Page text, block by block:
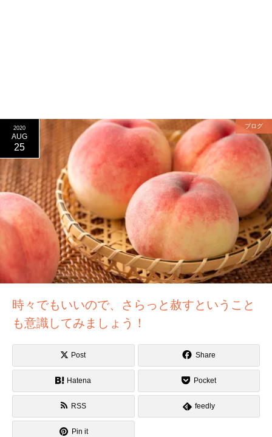
2020
AUG
25
ブログ
時々でもいいので、さらっと赦すということ
も意識してみましょう！
Post Share
Hatena Pocket
RSS feedly
Pin it